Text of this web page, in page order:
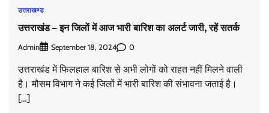
उत्तराखण्ड
उत्तराखंड – इन जिलों में आज भारी बारिश का अलर्ट जारी, रहें सतर्क
Admin September 18, 2024 0
उत्तराखंड में फिलहाल बारिश से अभी लोगों को राहत नहीं मिलने वाली
है। मौसम विभाग ने कई जिलों में भारी बारिश की संभावना जताई है।
[…]